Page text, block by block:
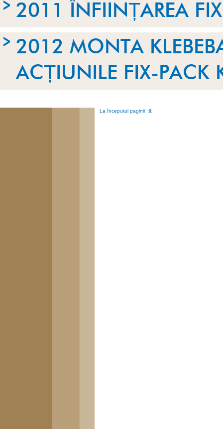
2011 ÎNFIINȚAREA
2012 MONTA
ACȚIUNILE FIX-PACK
La începutul paginii